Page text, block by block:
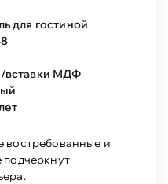
для гостиной
МДФ
востребованные и
подчеркнут